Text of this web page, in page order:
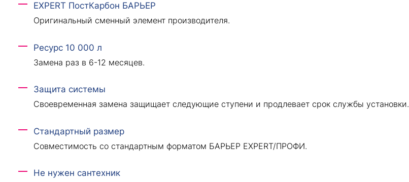
EXPERT ПостКарбон БАРЬЕР
Оригинальный сменный элемент производителя.
Ресурс 10 000 л
Замена раз в 6-12 месяцев.
Защита системы
Своевременная замена защищает следующие ступени и продлевает срок службы установки.
Стандартный размер
Совместимость со стандартным форматом БАРЬЕР EXPERT/ПРОФИ.
Не нужен сантехник